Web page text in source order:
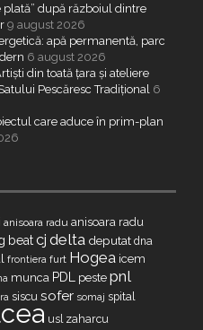
plată” după războiul dintre
9 august 2026
apă permanentă, parc
6 august 2026
din toată țara și ateliere
Pescăresc Tradițional 6
care aduce în prim-plan
anisoara radu anisoara radu
beatcj delta deputat dna
frontiera furt Hogea icem
munca PDL peste pnl
siscu sofer somaj spital
usl zaharcu